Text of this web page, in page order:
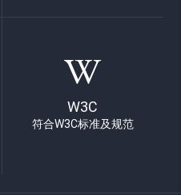
W3C
符合W3C标准及规范